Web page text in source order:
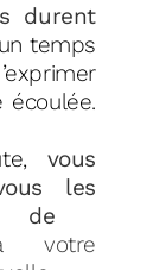
durent
temps
vous
les
de
votre